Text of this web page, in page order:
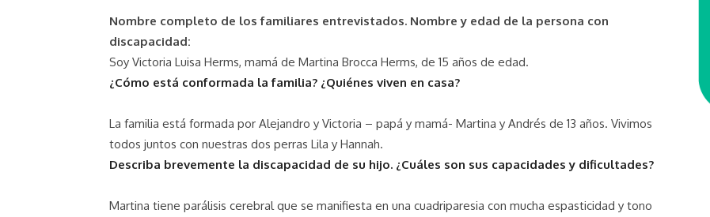
Nombre completo de los familiares entrevistados. Nombre y edad de la persona con
discapacidad:
Soy Victoria Luisa Herms, mamá de Martina Brocca Herms, de 15 años de edad.
¿Cómo está conformada la familia? ¿Quiénes viven en casa?
La familia está formada por Alejandro y Victoria – papá y mamá- Martina y Andrés de 13 años. Vivimos
todos juntos con nuestras dos perras Lila y Hannah.
Describa­ brevemente la discapacidad de su hijo. ¿Cuáles son sus capacidades y dificultades?
Martina tiene parálisis cerebral que se manifiesta en una cuadriparesia con mucha espasticidad y tono